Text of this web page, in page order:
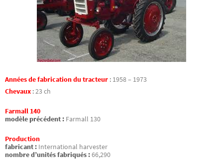
Années de fabrication du tracteur : 1958 – 1973
Chevaux :23 ch
Farmall 140
modèle précédent : Farmall 130
Production
fabricant : International harvester
nombre d’unités fabriqués :66,290